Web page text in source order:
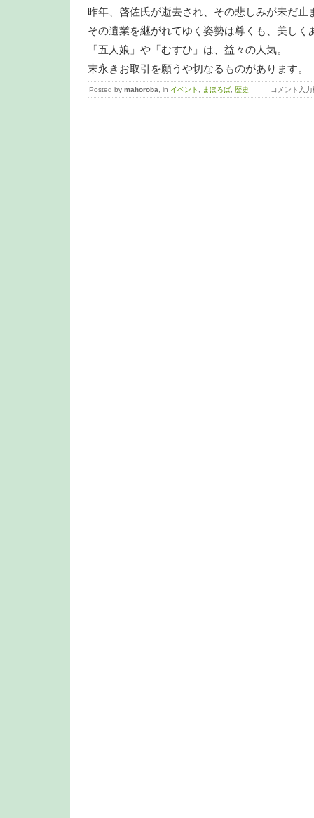
昨年、啓佐氏が逝去され、その悲しみが未だ止
その遺業を継がれてゆく姿勢は尊くも、美しく
「五人娘」や「むすひ」は、益々の人気。
末永きお取引を願うや切なるものがあります。
Posted by mahoroba , in イベント まほろば 歴史 コメント入力